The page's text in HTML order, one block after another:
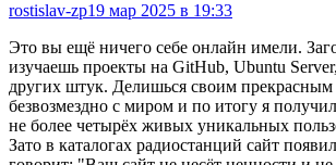
rostislav-zp19 мар 2025 в 19:33
Это вы ещё ничего себе онлайн имели.
изучаешь проекты на GitHub, Ubuntu
других штук. Делишься своим
безвозмездно с миром и по итогу я
не более четырёх живых уникальных
Зато в каталогах радиостанций сайт